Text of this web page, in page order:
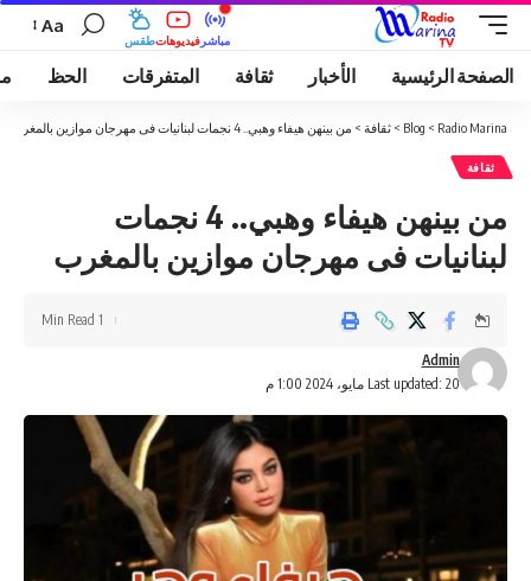
طقسفيديوهات مباشر
Aa
الصفحة الرئيسية الأخبار ثقافة المتفرقات الحظ
Radio Marina
>
Blog
> ثقافة > من بينهن هيفاء وهبي.. 4 نجمات لبنانيات فى مهرجان موازين بالمغرب
ثقافة
من بينهن هيفاء وهبي.. 4 نجمات
لبنانيات فى مهرجان موازين بالمغرب
Last updated: 20 مايو، 2024 1:00 م
Admin
1 Min Read